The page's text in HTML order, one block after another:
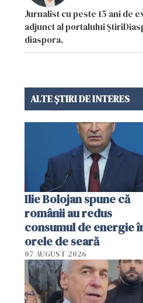
Jurnalist cu peste 15 ani de
adjunct al portalului
diaspora.
ALTE ȘTIRI DE INTERES
Ilie Bolojan spune că
românii au redus
consumul de energie
orele de seară
07 AUGUST 2026